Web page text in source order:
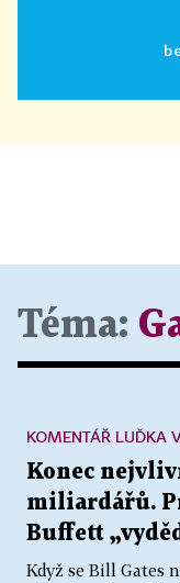
Téma:
Konec
miliardářů.
Buffett
Když se Bill Gates
KOMENTÁŘ LUĎKA